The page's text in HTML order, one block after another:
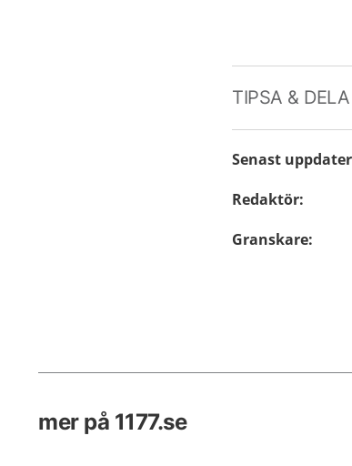
TIPSA &
Senast
Redaktör:
Granskare:
mer på 1177.se